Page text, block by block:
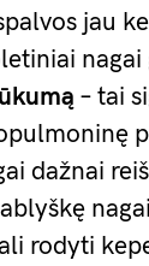
jau
– tai
dažnai
rodyti